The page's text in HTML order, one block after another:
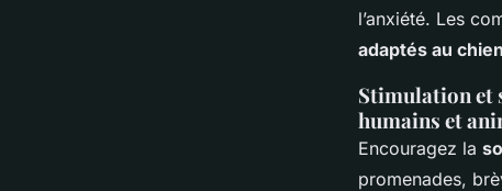
l’anxiété. Les
adaptés au chien
Stimulation et
humains et
Encouragez la
promenades,